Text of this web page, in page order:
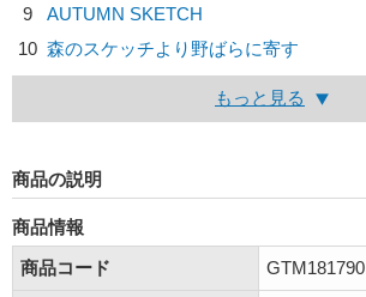
9
AUTUMN SKETCH
10 森のスケッチより野ばらに寄す
もっと見る
商品の説明
商品情報
商品コード
GTM181790